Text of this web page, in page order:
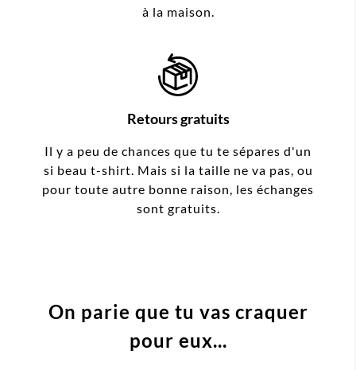
à la maison.
Retours gratuits
Il y a peu de chances que tu te sépares d'un
si beau t-shirt. Mais si la taille ne va pas, ou
pour toute autre bonne raison, les échanges
sont gratuits.
On parie que tu vas craquer
pour eux...